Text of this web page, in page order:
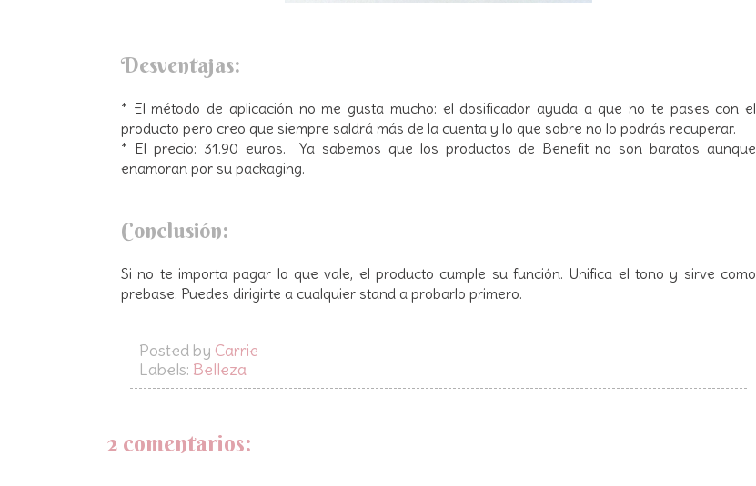
Desventajas:
* El método de aplicación no me gusta mucho: el dosificador ayuda a que no te pases con el
producto pero creo que siempre saldrá más de la cuenta y lo que sobre no lo podrás recuperar.
* El precio: 31.90 euros. Ya sabemos que los productos de Benefit no son baratos aunque
enamoran por su packaging.
Conclusión:
Si no te importa pagar lo que vale, el producto cumple su función. Unifica el tono y sirve como
prebase. Puedes dirigirte a cualquier stand a probarlo primero.
Posted by Carrie
Labels: Belleza
2 comentarios: